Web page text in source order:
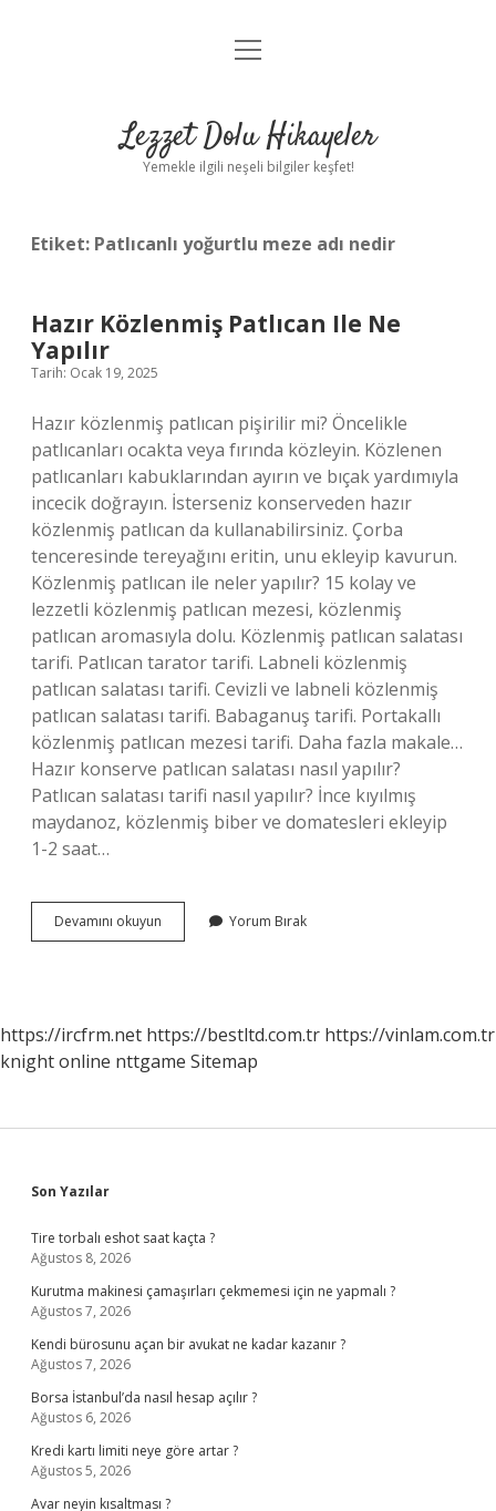
Anasayfa
Yasal Uyarı
menüyü
Lezzet Dolu Hikayeler
Yemekle ilgili neşeli bilgiler keşfet!
Etiket: Patlıcanlı yoğurtlu meze adı nedir
Hazır Közlenmiş Patlıcan Ile Ne
Yapılır
Tarih: Ocak 19, 2025
Hazır közlenmiş patlıcan pişirilir mi? Öncelikle
patlıcanları ocakta veya fırında közleyin. Közlenen
patlıcanları kabuklarından ayırın ve bıçak yardımıyla
incecik doğrayın. İsterseniz konserveden hazır
közlenmiş patlıcan da kullanabilirsiniz. Çorba
tenceresinde tereyağını eritin, unu ekleyip kavurun.
Közlenmiş patlıcan ile neler yapılır? 15 kolay ve
lezzetli közlenmiş patlıcan mezesi, közlenmiş
patlıcan aromasıyla dolu. Közlenmiş patlıcan salatası
tarifi. Patlıcan tarator tarifi. Labneli közlenmiş
patlıcan salatası tarifi. Cevizli ve labneli közlenmiş
patlıcan salatası tarifi. Babaganuş tarifi. Portakallı
közlenmiş patlıcan mezesi tarifi. Daha fazla makale…
Hazır konserve patlıcan salatası nasıl yapılır?
Patlıcan salatası tarifi nasıl yapılır? İnce kıyılmış
maydanoz, közlenmiş biber ve domatesleri ekleyip
1-2 saat…
Devamını okuyun
Közlenmiş
Yorum Bırak
https://ircfrm.net https://bestltd.com.tr https://vinlam.com.tr
knight online nttgame Sitemap
Sidebar
Son Yazılar
Tire torbalı eshot saat kaçta ?
Ağustos 8, 2026
Kurutma makinesi çamaşırları çekmemesi için ne yapmalı ?
Ağustos 7, 2026
Kendi bürosunu açan bir avukat ne kadar kazanır ?
Ağustos 7, 2026
Borsa İstanbul’da nasıl hesap açılır ?
Ağustos 6, 2026
Kredi kartı limiti neye göre artar ?
Ağustos 5, 2026
Avar neyin kısaltması ?